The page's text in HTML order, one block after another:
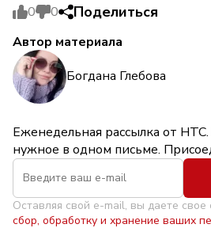
0 0 Поделиться
Автор материала
Богдана Глебова
Еженедельная рассылка от
нужное в одном письме.
Оставляя свой e-mail, вы даете свое
сбор, обработку и хранение ваших